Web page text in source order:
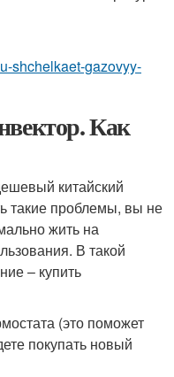
shchelkaet-gazovyy-
Как
китайский
такие проблемы, вы не
жить на
В такой
– купить
(это поможет
покупать новый